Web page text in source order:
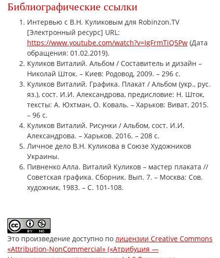
Это произведение доступно по лицензии Creative Commons
«Attribution-NonCommercial» («Атрибуция —
Библиографические ссылки
Интервью с В.Н. Куликовым для Robinzon.TV
[Электронный ресурс] URL:
https://www.youtube.com/watch?v=IgFrmTiQ5Pw (Дата
обращения: 01.02.2019).
Куликов Виталий. Альбом / Составитель и дизайн –
Николай Шток. – Киев: Родовод, 2009. – 296 с.
Куликов Виталий. Графика. Плакат / Альбом (укр., рус.
яз.), сост. И.И. Александрова, предисловие: Н. Шток,
тексты: А. Юхтман, О. Коваль. – Харьков: Виват, 2015.
– 96 с.
Куликов Виталий. Рисунки / Альбом, сост. И.И.
Александрова. – Харьков. 2016. – 208 с.
Личное дело В.Н. Куликова в Союзе Художников
Украины.
Пивненко Алла. Виталий Куликов – мастер плаката //
Советская графика. Сборник. Вып. 7. – Москва: Сов.
художник, 1983. – С. 101-108.